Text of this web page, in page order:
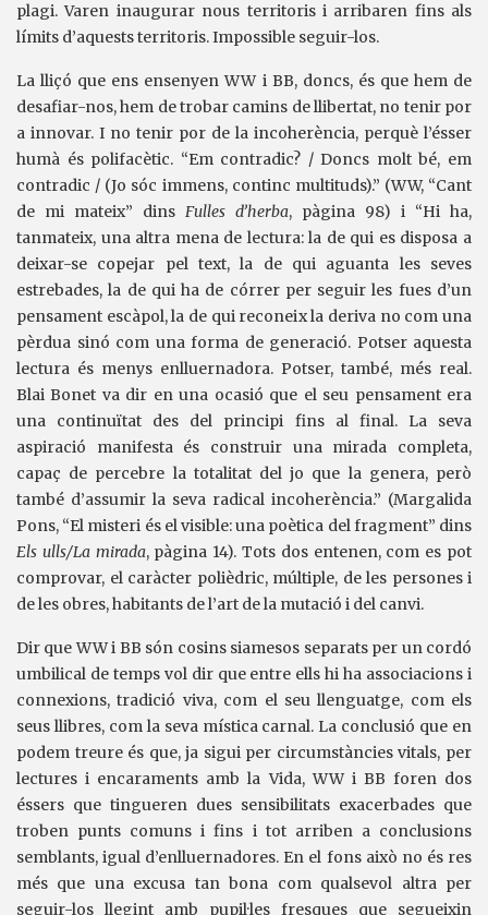
plagi. Varen inaugurar nous territoris i arribaren fins als
límits d’aquests territoris. Impossible seguir-los.
La lliçó que ens ensenyen WW i BB, doncs, és que hem de
desafiar-nos, hem de trobar camins de llibertat, no tenir por
a innovar. I no tenir por de la incoherència, perquè l’ésser
humà és polifacètic. “Em contradic? / Doncs molt bé, em
contradic / (Jo sóc immens, continc multituds).” (WW, “Cant
de mi mateix” dins Fulles d’herba, pàgina 98) i “Hi ha,
tanmateix, una altra mena de lectura: la de qui es disposa a
deixar-se copejar pel text, la de qui aguanta les seves
estrebades, la de qui ha de córrer per seguir les fues d’un
pensament escàpol, la de qui reconeix la deriva no com una
pèrdua sinó com una forma de generació. Potser aquesta
lectura és menys enlluernadora. Potser, també, més real.
Blai Bonet va dir en una ocasió que el seu pensament era
una continuïtat des del principi fins al final. La seva
aspiració manifesta és construir una mirada completa,
capaç de percebre la totalitat del jo que la genera, però
també d’assumir la seva radical incoherència.” (Margalida
Pons, “El misteri és el visible: una poètica del fragment” dins
Els ulls/La mirada, pàgina 14). Tots dos entenen, com es pot
comprovar, el caràcter polièdric, múltiple, de les persones i
de les obres, habitants de l’art de la mutació i del canvi.
Dir que WW i BB són cosins siamesos separats per un cordó
umbilical de temps vol dir que entre ells hi ha associacions i
connexions, tradició viva, com el seu llenguatge, com els
seus llibres, com la seva mística carnal. La conclusió que en
podem treure és que, ja sigui per circumstàncies vitals, per
lectures i encaraments amb la Vida, WW i BB foren dos
éssers que tingueren dues sensibilitats exacerbades que
troben punts comuns i fins i tot arriben a conclusions
semblants, igual d’enlluernadores. En el fons això no és res
més que una excusa tan bona com qualsevol altra per
seguir-los llegint amb pupil·les fresques que segueixin